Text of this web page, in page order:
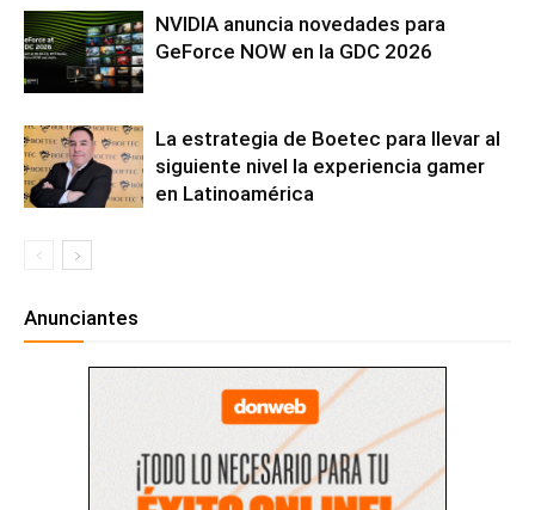
NVIDIA anuncia novedades para
GeForce NOW en la GDC 2026
La estrategia de Boetec para llevar al
siguiente nivel la experiencia gamer
en Latinoamérica
Anunciantes